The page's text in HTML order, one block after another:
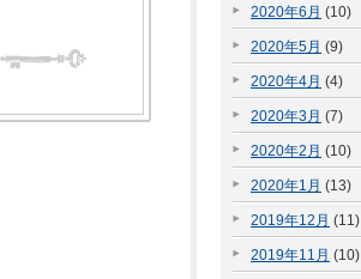
2020年6月 (10)
2020年5月 (9)
2020年4月 (4)
2020年3月 (7)
2020年2月 (10)
2020年1月 (13)
2019年12月 (11)
2019年11月 (10)